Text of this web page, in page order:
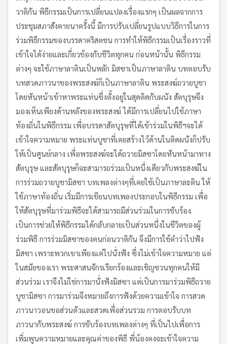
วาติกัน พิธีกรรมเป็นการเปลี่ยนแปลงเรื่องแรกๆ เป็นผลจากการ
ประชุมสภาสังคายนาครั้งนี้ มีการปรับเปลี่ยนรูปแบบวิธีการในการ
ร่วมพิธีกรรมของบรรดาคริสตชน การทำให้พิธีกรรมเป็นเรื่องราวที่
เข้าใจได้ง่ายและเกี่ยวข้องกับชีวิตทุกคน ก่อนหน้านั้น พิธีกรรม
ต่างๆ จะใช้ภาษาลาตินเป็นหลัก มิสซาเป็นภาษาลาติน บทตอบรับ
บทสวดภาวนาของพระสงฆ์ก็เป็นภาษาลาติน พระสงฆ์ถวายบูชา
โดยหันหน้าเข้าหาพระแท่นซึ่งตั้งอยู่ในสุดติดกับผนัง สัตบุรุษจึง
มองเห็นเพียงด้านหลังของพระสงฆ์ ได้มีการเปลี่ยนไปใช้ภาษา
ท้องถิ่นในพิธีกรรม เพื่อบรรดาสัตบุรุษที่ได้เข้าร่วมในพิธีฯจะได้
เข้าใจความหมาย พระแท่นบูชาที่เคยสร้างไว้ด้านในติดผนังก็ปรับ
ให้เป็นศูนย์กลาง เพื่อพระสงฆ์จะได้ถวายมิสซาโดยหันหน้ามาทาง
สัตบุรุษ และสัตบุรุษก็จะสามารถร่วมเป็นหนึ่งเดียวกับพระสงฆ์ใน
การร่วมถวายบูชามิสซา บทเพลงต่างๆที่เคยใช้เป็นภาษาละติน ให้
ใช้ภาษาท้องถิ่น เริ่มมีการเขียนบทเพลงประกอบในพิธีกรรม เพื่อ
ให้สัตบุรุษที่มาร่วมพิธีจะได้สามารถมีส่วนร่วมในการขับร้อง.
เป็นการช่วยให้พิธีกรรมได้กลับกลายเป็นส่วนหนึ่งในชีวิตของผู้
ร่วมพิธี การร่วมมิสซาของคนก่อนวาติกัน จึงมีการใช้คำว่าไปฟัง
มิสซา เพราะพวกเขาเพียงแค่ไปนั่งฟัง ซึ่งไม่เข้าใจความหมาย แต่
ในสมัยของเรา พระศาสนจักรเรียกร้องและเชิญชวนทุกคนให้มี
ส่วนร่วม เราจึงไม่ใช่การมานั่งฟังมิสซา แต่เป็นการมาร่วมพิธีถวาย
บูชามิสซา การมาร่วมจึงหมายถึงการฟังด้วยความเข้าใจ การสวด
ภาวนาวอนขอส่วนตัวและสวดเพื่อส่วนรวม การตอบรับบท
ภาวนากับพระสงฆ์ การขับร้องบทเพลงต่างๆ ที่เป็นไปเพื่อการ
เพิ่มพูนความหมายและคุณค่าของพิธี พี่น้องคงจะเข้าใจความ